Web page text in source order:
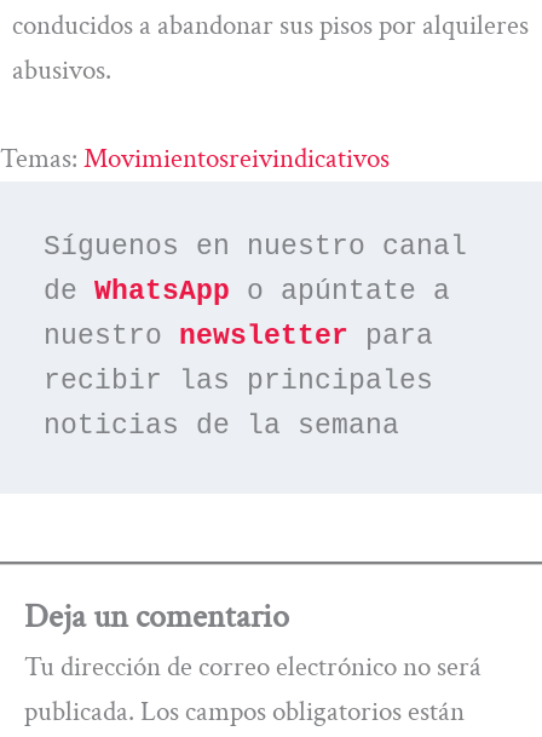
conducidos a abandonar sus pisos por alquileres
abusivos.
Temas: Movimientosreivindicativos
Síguenos en nuestro canal
de WhatsApp o apúntate a
nuestro newsletter para
recibir las principales
noticias de la semana
Deja un comentario
Tu dirección de correo electrónico no será
publicada. Los campos obligatorios están